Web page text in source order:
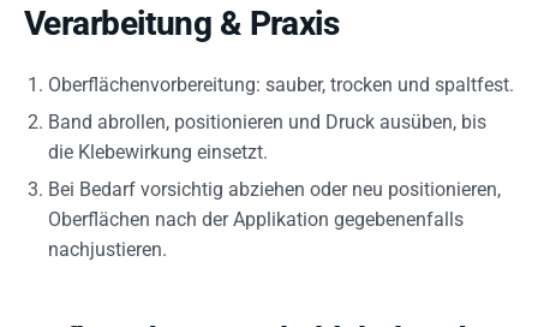
Verarbeitung & Praxis
Oberflächenvorbereitung: sauber, trocken und spaltfest.
Band abrollen, positionieren und Druck ausüben, bis
die Klebewirkung einsetzt.
Bei Bedarf vorsichtig abziehen oder neu positionieren,
Oberflächen nach der Applikation gegebenenfalls
nachjustieren.